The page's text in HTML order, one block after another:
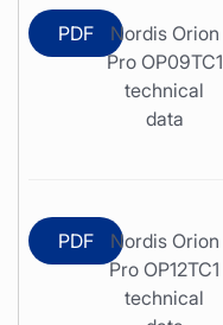
PDF
Nordis Orion
Pro OP09TC1
technical
data
PDF
Nordis Orion
Pro OP12TC1
technical